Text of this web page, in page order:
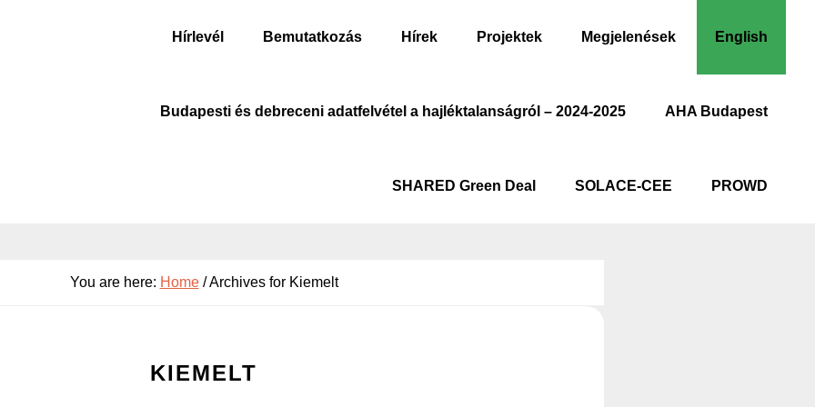
Hírlevél Bemutatkozás Hírek Projektek Megjelenések English
Budapesti és debreceni adatfelvétel a hajléktalanságról – 2024-2025 AHA Budapest
SHARED Green Deal SOLACE-CEE PROWD
You are here: Home /Archives for Kiemelt
KIEMELT